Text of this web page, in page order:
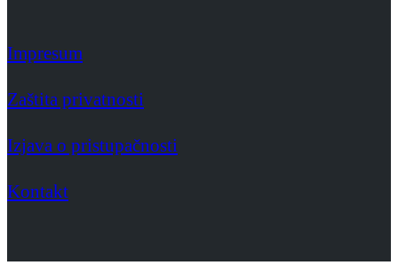
Impresum
Zaštita privatnosti
Izjava o pristupačnosti
Kontakt